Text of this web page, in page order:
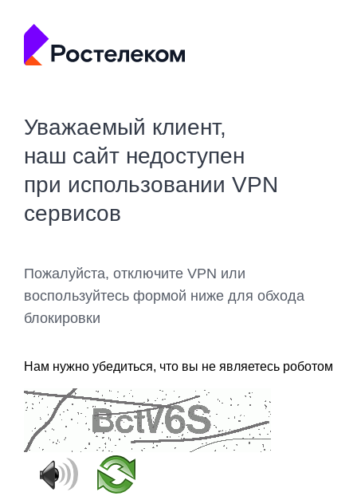
Уважаемый клиент,
наш сайт недоступен
при использовании VPN
сервисов
Пожалуйста, отключите VPN или
воспользуйтесь формой ниже для обхода
блокировки
Нам нужно убедиться, что вы не являетесь роботом